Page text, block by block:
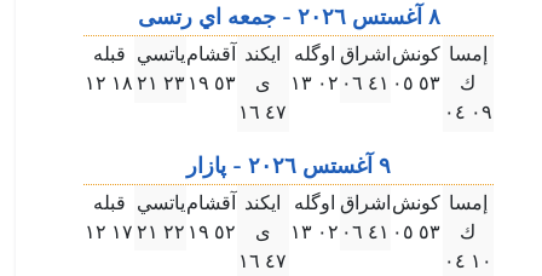
٨ آغستس ۲۰۲٦ - جمعه اي رتسى
إمسا
ك
۰٩ ۰٤
كونش
٥۳ ۰٥
اشراق
٤۱ ۰٦
اوگله
۰۲ ۱۳
ايكند
ى
٤٧ ۱٦
آقشام
٥۳ ۱٩
ياتسي
۲۳ ۲۱
قبله
۱٨ ۱۲
٩ آغستس ۲۰۲٦ - پازار
إمسا
ك
۱۰ ۰٤
كونش
٥۳ ۰٥
اشراق
٤۱ ۰٦
اوگله
۰۲ ۱۳
ايكند
ى
٤٧ ۱٦
آقشام
٥۲ ۱٩
ياتسي
۲۲ ۲۱
قبله
۱٧ ۱۲